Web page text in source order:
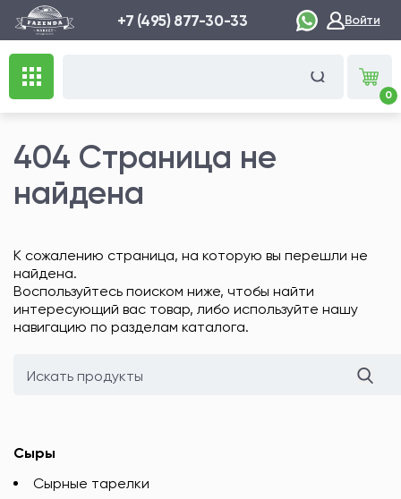
+7 (495) 877-30-33 Войти
0
404 Страница не
найдена
К сожалению страница, на которую вы перешли не
найдена.
Воспользуйтесь поиском ниже, чтобы найти
интересующий вас товар, либо используйте нашу
навигацию по разделам каталога.
Сыры
Сырные тарелки